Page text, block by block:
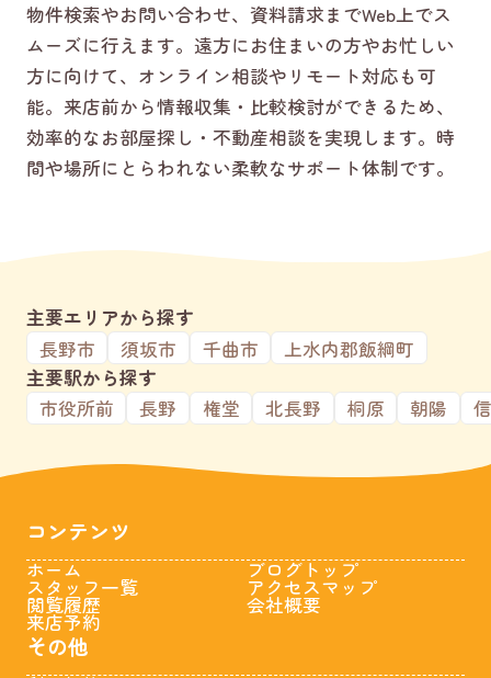
物件検索やお問い合わせ、資料請求までWeb上でス
ムーズに行えます。遠方にお住まいの方やお忙しい
方に向けて、オンライン相談やリモート対応も可
能。来店前から情報収集・比較検討ができるため、
効率的なお部屋探し・不動産相談を実現します。時
間や場所にとらわれない柔軟なサポート体制です。
主要エリアから探す
長野市
須坂市 千曲市
上水内郡飯綱町
主要駅から探す
市役所前
長野 権堂 北長野 桐原 朝陽
コンテンツ
ホーム
スタッフ一覧
閲覧履歴
来店予約
ブログトップ
アクセスマップ
会社概要
その他